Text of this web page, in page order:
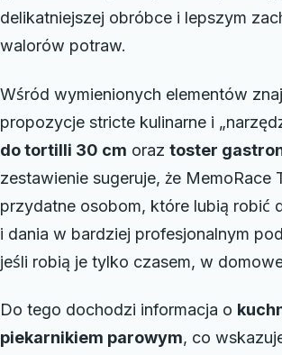
delikatniejszej obróbce i lepszym
walorów potraw.
Wśród wymienionych elementów
propozycje stricte kulinarne i
do tortilli 30 cm oraz toster
zestawienie sugeruje, że MemoRace
przydatne osobom, które lubią robić
i dania w bardziej profesjonalnym
jeśli robią je tylko czasem, w
Do tego dochodzi informacja o
piekarnikiem parowym, co